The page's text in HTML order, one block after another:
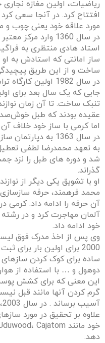
افتتاح کرد. در آنجا سعی
مورد علاقه خود یعنی چوب و
در سال 1360 وارد
استاد هادی منتظری به
ساز امانتی که استادش به او
ساخت و از این طریق
در سال 1982 اولین
تنبک ساخت. تا آن زمان
عقیده بودند که طبل
اما کرمی با ساز خود خلاف آن
در سال 1363 به
به تعهد محمدرضا لطفی
شد و دوره های طبل را نزد
گذراند.
او با تشویق یکی دیگر از
محمد فرهمند، حرفه
آلمان مهاجرت کرد و در
خود ادامه داد.
وی پس از اخذ مدرک فوق
2000 برای اولین بار
ساده برای کوک کردن سازهای
دوهول و … با استفاده از
این معنی که برای کشش
گرم کردن آنها مانند قبل
علاوه بر تحقیق در مورد
دهد.